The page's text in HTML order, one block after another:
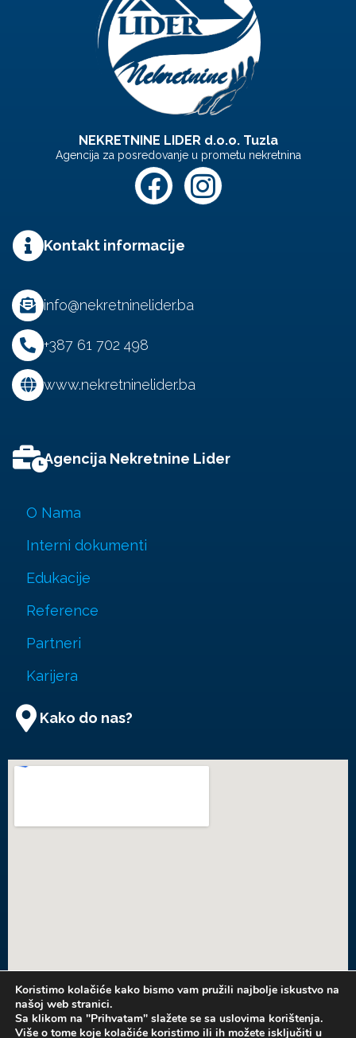
KONTAKT
NEKRETNINE LIDER d.o.o. Tuzla
Agencija za posredovanje u prometu nekretnina
Kontakt informacije
info@nekretninelider.ba
+387 61 702 498
www.nekretninelider.ba
Agencija Nekretnine Lider
O Nama
Interni dokumenti
Edukacije
Reference
Partneri
Karijera
Kako do nas?
Koristimo kolačiće kako bismo vam pružili najbolje iskustvo na
našoj web stranici.
Sa klikom na "Prihvatam" slažete se sa uslovima korištenja.
Više o tome koje kolačiće koristimo ili ih možete isključiti u